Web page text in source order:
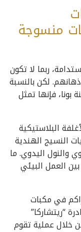
منسوجة
ربما لا تكون
لكن بالنسبة
فإنها تمثل
البلاستيكية
النسيج الهندية
والنول اليدوي. ما
العمل البيئي
في مكبات
“ريتشاركا”
خلال عملية تقوم